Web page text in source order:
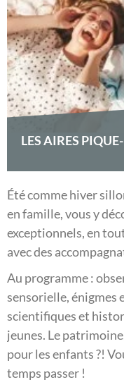
LES AIRES
Été comme hiver
en famille, vous y
exceptionnels, en
avec des
Au programme :
sensorielle, énigmes
scientifiques et
jeunes. Le
pour les enfants ?!
temps passer !